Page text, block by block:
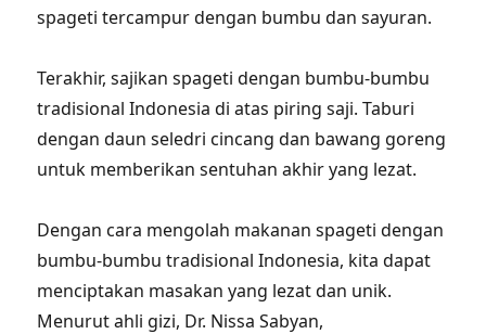
spageti tercampur dengan bumbu dan sayuran.
Terakhir, sajikan spageti dengan bumbu-bumbu
tradisional Indonesia di atas piring saji. Taburi
dengan daun seledri cincang dan bawang goreng
untuk memberikan sentuhan akhir yang lezat.
Dengan cara mengolah makanan spageti dengan
bumbu-bumbu tradisional Indonesia, kita dapat
menciptakan masakan yang lezat dan unik.
Menurut ahli gizi, Dr. Nissa Sabyan,